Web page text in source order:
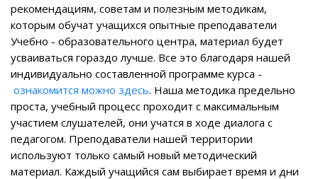
рекомендациям, советам и полезным методикам,
которым обучат учащихся опытные преподаватели
Учебно - образовательного центра, материал будет
усваиваться гораздо лучше. Все это благодаря нашей
индивидуально составленной программе курса -
ознакомится можно здесь. Наша методика предельно
проста, учебный процесс проходит с максимальным
участием слушателей, они учатся в ходе диалога с
педагогом. Преподаватели нашей территории
используют только самый новый методический
материал. Каждый учащийся сам выбирает время и дни